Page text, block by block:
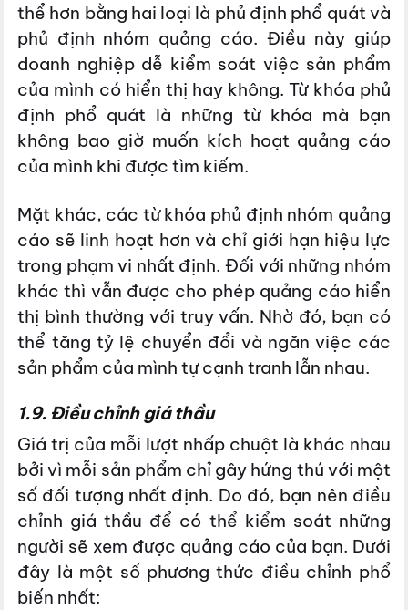
thể hơn bằng hai loại là phủ định phổ quát và
phủ định nhóm quảng cáo. Điều này giúp
doanh nghiệp dễ kiểm soát việc sản phẩm
của mình có hiển thị hay không. Từ khóa phủ
định phổ quát là những từ khóa mà bạn
không bao giờ muốn kích hoạt quảng cáo
của mình khi được tìm kiếm.
Mặt khác, các từ khóa phủ định nhóm quảng
cáo sẽ linh hoạt hơn và chỉ giới hạn hiệu lực
trong phạm vi nhất định. Đối với những nhóm
khác thì vẫn được cho phép quảng cáo hiển
thị bình thường với truy vấn. Nhờ đó, bạn có
thể tăng tỷ lệ chuyển đổi và ngăn việc các
sản phẩm của mình tự cạnh tranh lẫn nhau.
1.9. Điều chỉnh giá thầu
Giá trị của mỗi lượt nhấp chuột là khác nhau
bởi vì mỗi sản phẩm chỉ gây hứng thú với một
số đối tượng nhất định. Do đó, bạn nên điều
chỉnh giá thầu để có thể kiểm soát những
người sẽ xem được quảng cáo của bạn. Dưới
đây là một số phương thức điều chỉnh phổ
biến nhất: